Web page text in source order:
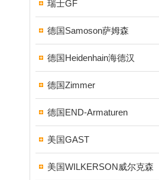
瑞士GF
德国Samoson萨姆森
德国Heidenhain海德汉
德国Zimmer
德国END-Armaturen
美国GAST
美国WILKERSON威尔克森